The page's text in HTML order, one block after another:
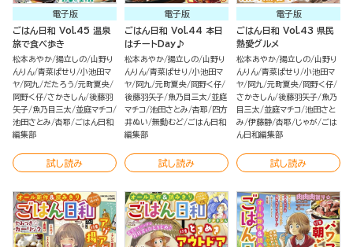
電子版
ごはん日和 Vol.45 温泉
旅で食べ歩き
松本あやか 揚立しの 山野り
んりん 青菜ぱせり
小池田マ
ヤ 阿九 だたろう 元町夏央
岡野く仔 さかきしん 後藤羽
矢子 魚乃目三太
並庭マチコ
池田さとみ 杏耶
ごはん日和
編集部
試し読み
電子版
ごはん日和 Vol.44 本日
はチートDay♪
松本あやか 揚立しの 山野り
んりん 青菜ぱせり
小池田マ
ヤ 阿九 元町夏央 岡野く仔
後藤羽矢子 魚乃目三太
並庭
マチコ 池田さとみ 杏耶
四方
井ぬい 無動むど ごはん日和
編集部
試し読み
電子版
ごはん日和 Vol.43 県民
熱愛グルメ
松本あやか 揚立しの 山野り
んりん 青菜ぱせり
小池田マ
ヤ 阿九 元町夏央 岡野く仔
さかきしん 後藤羽矢子 魚乃
目三太
並庭マチコ 池田さと
み 伊藤静 杏耶 じゃが ごは
ん日和編集部
試し読み